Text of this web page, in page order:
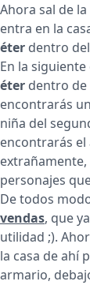
Ahora sal de
entra en la
éter dentro
En la
éter dentro de
encontrarás
niña del
encontrarás el
personajes
De todos
vendas, que
utilidad ;).
la casa de ahí
armario,